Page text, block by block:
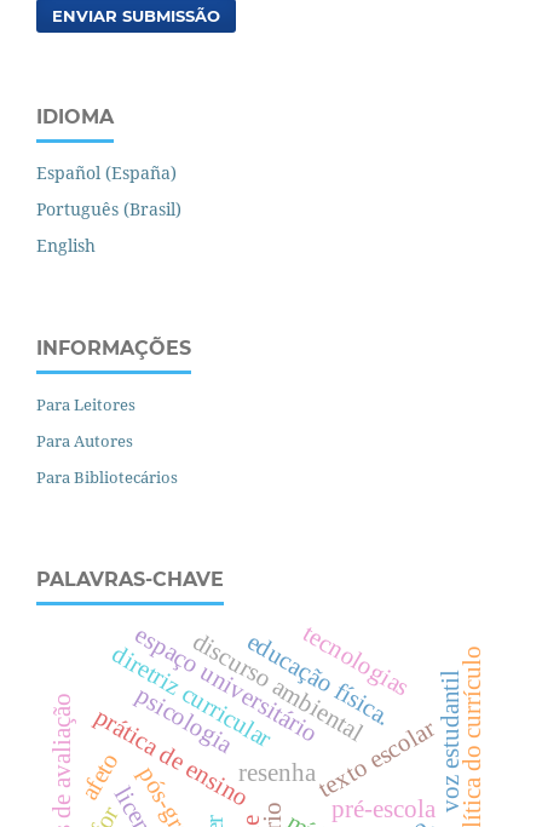
ENVIAR SUBMISSÃO
IDIOMA
Español (España)
Português (Brasil)
English
INFORMAÇÕES
Para Leitores
Para Autores
Para Bibliotecários
PALAVRAS-CHAVE
resenha
diretriz curricular
prática de ensino texto escolar
espaço universitário
discurso ambiental voz estudantil
e
d
u
c
a
ç
ã
o
f
í
s
i
c
a
.
pré-escola
psicologia política do currículo
tecnologias
afeto